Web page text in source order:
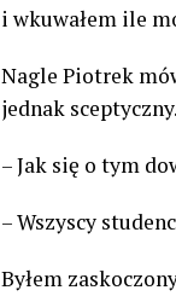
i wkuwałem ile
Nagle Piotrek
jednak
– Jak się o tym
– Wszyscy
Byłem